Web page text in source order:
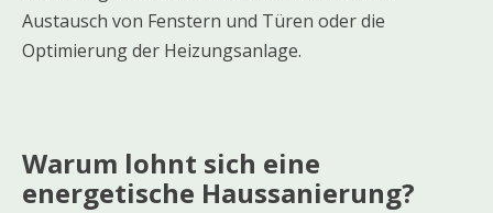
Austausch von Fenstern und Türen oder die
Optimierung der Heizungsanlage.
Warum lohnt sich eine
energetische Haussanierung?